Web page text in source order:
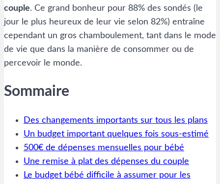
couple. Ce grand bonheur pour 88% des sondés (le
jour le plus heureux de leur vie selon 82%) entraîne
cependant un gros chamboulement, tant dans le mode
de vie que dans la manière de consommer ou de
percevoir le monde.
Sommaire
Des changements importants sur tous les plans
Un budget important quelques fois sous-estimé
500€ de dépenses mensuelles pour bébé
Une remise à plat des dépenses du couple
Le budget bébé difficile à assumer pour les